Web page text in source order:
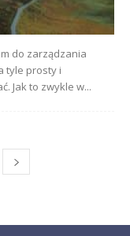
do zarządzania
tyle prosty i
Jak to zwykle w...